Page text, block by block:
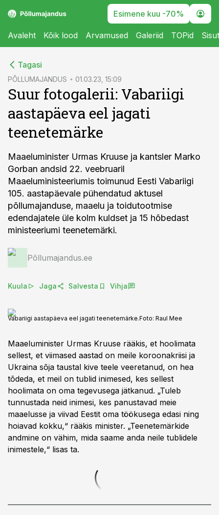
Esimene kuu -70%
Avaleht Kõik lood Arvamused Galeriid TOPid
Tagasi
PÕLLUMAJANDUS 01.03.23, 15:09
Suur fotogalerii: Vabariigi
aastapäeva eel jagati
teenetemärke
Maaeluminister Urmas Kruuse ja kantsler Marko
Gorban andsid 22. veebruaril
Maaeluministeeriumis toimunud Eesti Vabariigi
105. aastapäevale pühendatud aktusel
põllumajanduse, maaelu ja toidutootmise
edendajatele üle kolm kuldset ja 15 hõbedast
ministeeriumi teenetemärki.
Põllumajandus.ee
Kuula Jaga Salvesta Vihja
Vabariigi aastapäeva eel jagati teenetemärke.Foto: Raul Mee
Maaeluminister Urmas Kruuse rääkis, et hoolimata
sellest, et viimased aastad on meile koroonakriisi ja
Ukraina sõja taustal kive teele veeretanud, on hea
tõdeda, et meil on tublid inimesed, kes sellest
hoolimata on oma tegevusega jätkanud. „Tuleb
tunnustada neid inimesi, kes panustavad meie
maaelusse ja viivad Eestit oma töökusega edasi ning
hoiavad kokku,“ rääkis minister. „Teenetemärkide
andmine on vähim, mida saame anda neile tublidele
inimestele,“ lisas ta.